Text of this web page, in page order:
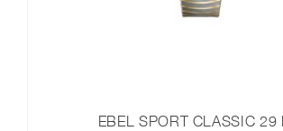
EBEL SPORT CLASSIC 29